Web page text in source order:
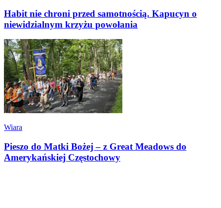
Habit nie chroni przed samotnością. Kapucyn o
niewidzialnym krzyżu powołania
Wiara
Pieszo do Matki Bożej – z Great Meadows do
Amerykańskiej Częstochowy